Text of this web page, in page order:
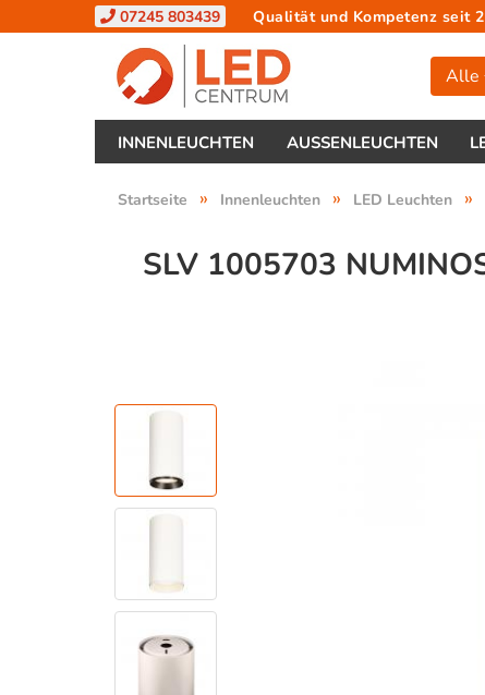
07245 803439 Qualität und Kompetenz seit
Alle
INNENLEUCHTEN AUSSENLEUCHTEN
Startseite » Innenleuchten » LED Leuchten »
SLV 1005703